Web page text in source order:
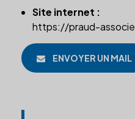
Site internet :
https://praud-
ENVOYER UN MAIL